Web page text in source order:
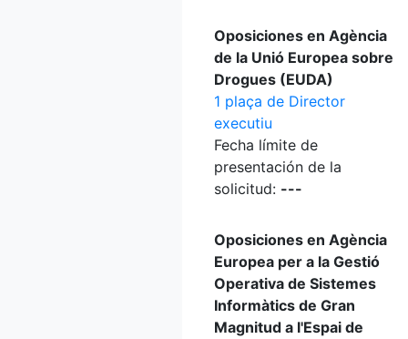
Oposiciones en Agència
de la Unió Europea sobre
Drogues (EUDA)
1 plaça de Director
executiu
Fecha límite de
presentación de la
solicitud: ---
Oposiciones en Agència
Europea per a la Gestió
Operativa de Sistemes
Informàtics de Gran
Magnitud a l'Espai de